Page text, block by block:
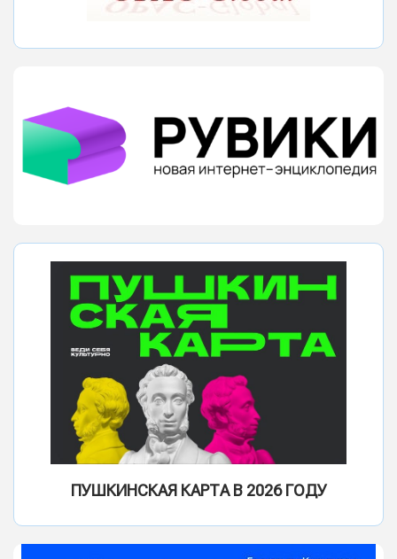
ПУШКИНСКАЯ КАРТА В 2026 ГОДУ